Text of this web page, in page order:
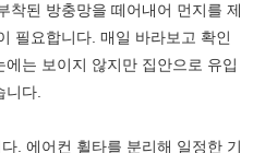
착된 방충망을 떼어내어 먼지를 제
필요합니다. 매일 바라보고 확인
는 보이지 않지만 집안으로 유입
다.
. 에어컨 휠타를 분리해 일정한 기